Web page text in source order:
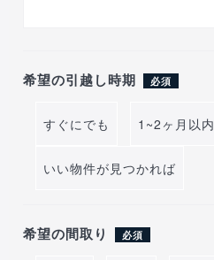
希望の引越し時期 必須
すぐにでも 1~2ヶ月以内
いい物件が見つかれば
希望の間取り 必須